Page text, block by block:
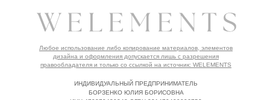
ИНДИВИДУАЛЬНЫЙ ПРЕДПРИНИМАТЕЛЬ
БОРЗЕНКО ЮЛИЯ БОРИСОВНА
Любое использование либо копирование материалов, элементов
дизайна и оформления допускается лишь с разрешения
правообладателя и только со ссылкой на источник: WELEMENTS